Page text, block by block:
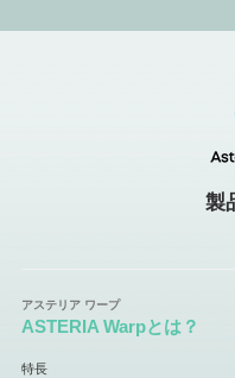
製
ASTERIA Warpとは？
特長